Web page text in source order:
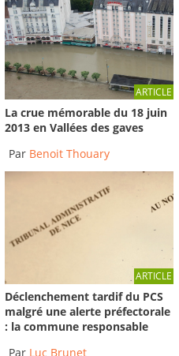
ARTICLE
La crue mémorable du 18 juin
2013 en Vallées des gaves
Par Benoit Thouary
ARTICLE
Déclenchement tardif du PCS
malgré une alerte préfectorale
: la commune responsable
Par Luc Brunet